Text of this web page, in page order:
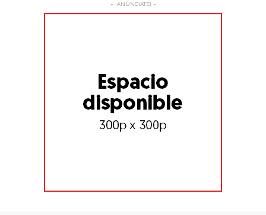
- ¡ANÚNCIATE! -